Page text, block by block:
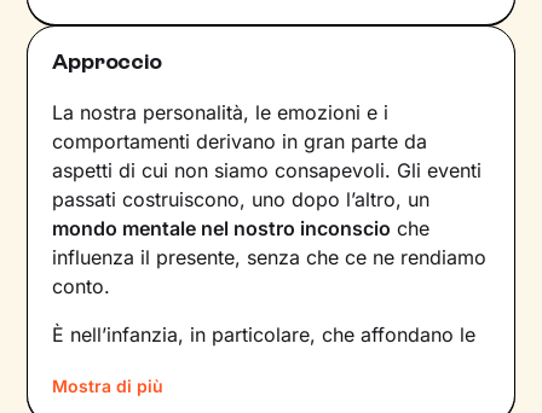
Approccio
La nostra personalità, le emozioni e i
comportamenti derivano in gran parte da
aspetti di cui non siamo consapevoli. Gli eventi
passati costruiscono, uno dopo l’altro, un
mondo mentale nel nostro inconscio che
influenza il presente, senza che ce ne rendiamo
conto.
È nell’infanzia, in particolare, che affondano le
e agire: leesperienze vissute in famiglia
Mostra di più